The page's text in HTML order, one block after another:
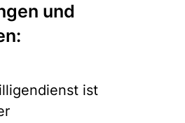
und
ist